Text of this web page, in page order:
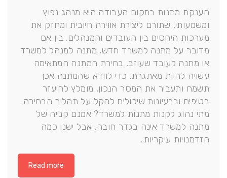
הענקת מתנות במקום העבודה היא מנהג נפוץ
ומשמעותי, שתורם ליצירת אווירה חיובית ומחזק את
מערכות היחסים בין העובדים והמנהלים. בין אם
מדובר על מתנה למשרד חדש, מתנה למנהל למשרד
או מתנה לעובד שעוזב, בחירת המתנה המתאימה
עשויה להיות מאתגרת. כדי לוודא שהמתנה אכן
תשמח ותעביר את המסר הנכון, מומלץ להיעזר
בטיפים וברעיונות שיכולים להקל על תהליך הבחירה.
מתי נהוג לקנות מתנות למשרד? אמנם קנייה של
מתנה למשרד אינה בגדר חובה, אבל ישנן כמה
הזדמנויות עיקריות…
Read more